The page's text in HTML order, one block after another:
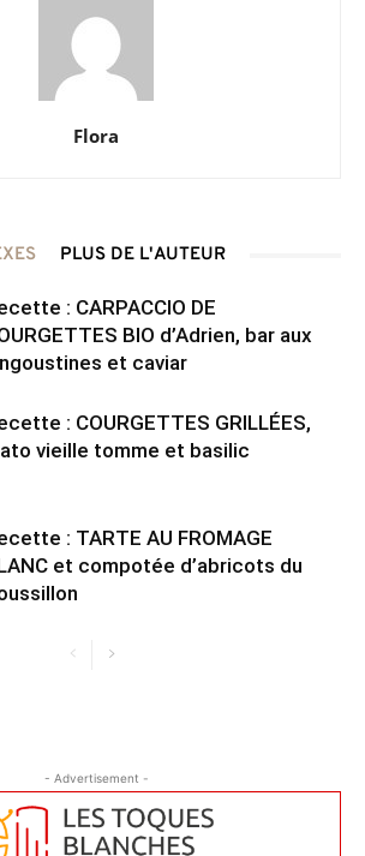
Flora
PLUS DE L'AUTEUR
: CARPACCIO DE
BIO d’Adrien, bar aux
et caviar
: COURGETTES GRILLÉES,
vieille tomme et basilic
: TARTE AU FROMAGE
et compotée d’abricots du
- Advertisement -